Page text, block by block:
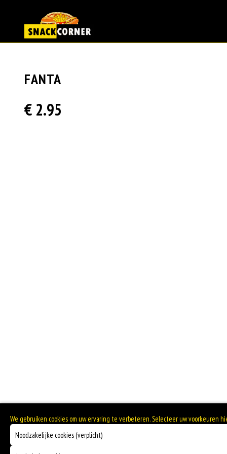
FANTA
€ 2.95
We gebruiken cookies om uw ervaring te verbeteren. Selecteer uw voorkeuren
Noodzakelijke cookies (verplicht)